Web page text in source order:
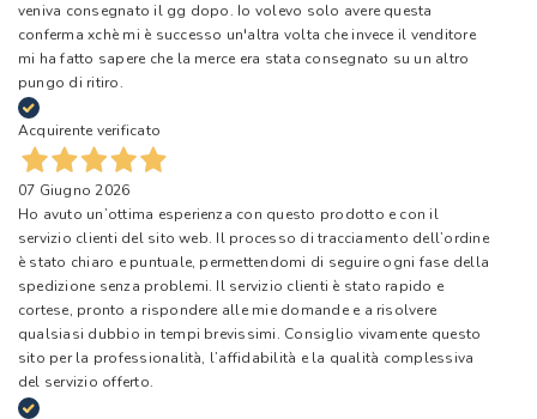
veniva consegnato il gg dopo. Io volevo solo avere questa
conferma xchè mi è successo un'altra volta che invece il venditore
mi ha fatto sapere che la merce era stata consegnato su un altro
pungo di ritiro.
Acquirente verificato
07 Giugno 2026
Ho avuto un’ottima esperienza con questo prodotto e con il
servizio clienti del sito web. Il processo di tracciamento dell’ordine
è stato chiaro e puntuale, permettendomi di seguire ogni fase della
spedizione senza problemi. Il servizio clienti è stato rapido e
cortese, pronto a rispondere alle mie domande e a risolvere
qualsiasi dubbio in tempi brevissimi. Consiglio vivamente questo
sito per la professionalità, l’affidabilità e la qualità complessiva
del servizio offerto.